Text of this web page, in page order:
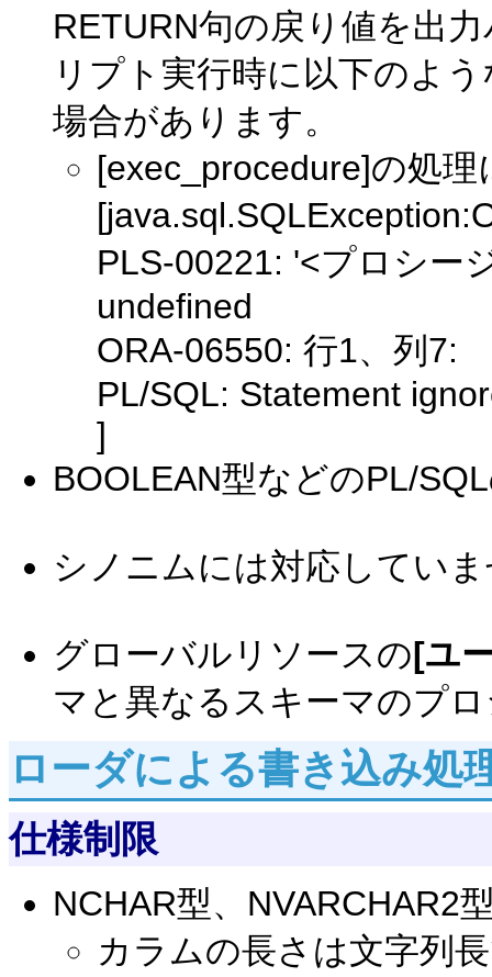
RETURN句の戻り値を出
リプト実行時に以下のよ
場合があります。
[exec_procedure]の処
PLS-00221: '<プロシー
undefined
ORA-06550: 行1、列7:
PL/SQL: Statement
]
BOOLEAN型などのPL/
シノニムには対応してい
グローバルリソースの[ユ
マと異なるスキーマのプ
ローダによる書き込み処
仕様制限
NCHAR型、NVARCHAR2
カラムの長さは文字列